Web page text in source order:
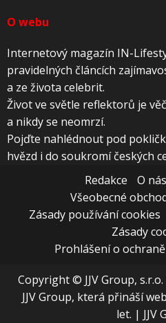
O webu
Internetový magazín IN-
pravidelných článcích
a ze života celebrit.
Život ve světle reflektorů je
a nikdy se neomrzí.
Pojďte nahlédnout pod
hvězd i do soukromí českých
Redakce
O nás
Všeobecné
Zásady používání cookies
Zásady
Prohlášení o
Copyright © JJV Group,
JJV Group, která přináší
let. | JJV